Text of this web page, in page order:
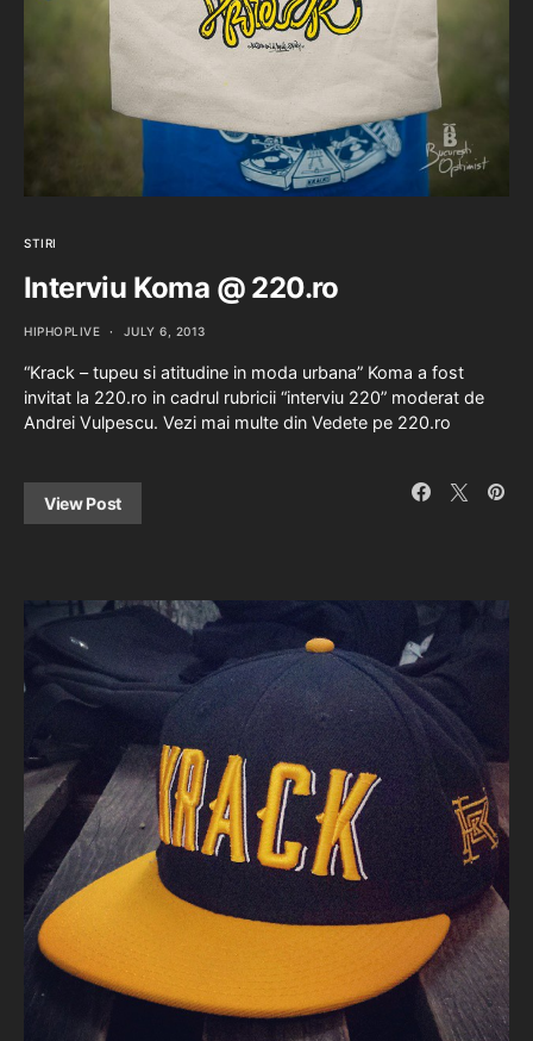
STIRI
Interviu Koma @ 220.ro
HIPHOPLIVE JULY 6, 2013
“Krack – tupeu si atitudine in moda urbana” Koma a fost
invitat la 220.ro in cadrul rubricii “interviu 220” moderat de
Andrei Vulpescu. Vezi mai multe din Vedete pe 220.ro
View Post